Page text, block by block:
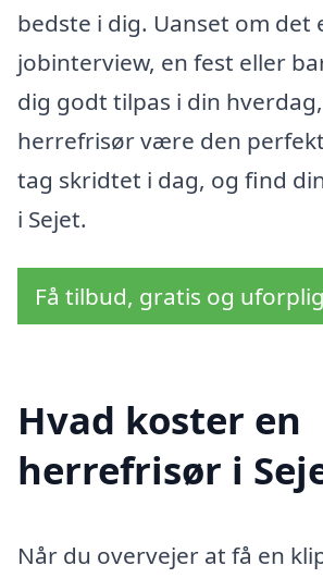
bedste i dig. Uanset om det
jobinterview, en fest eller
dig godt tilpas i din
herrefrisør være den
tag skridtet i dag, og find
i Sejet.
Få tilbud, gratis og
Hvad koster en
herrefrisør i
Når du overvejer at få en